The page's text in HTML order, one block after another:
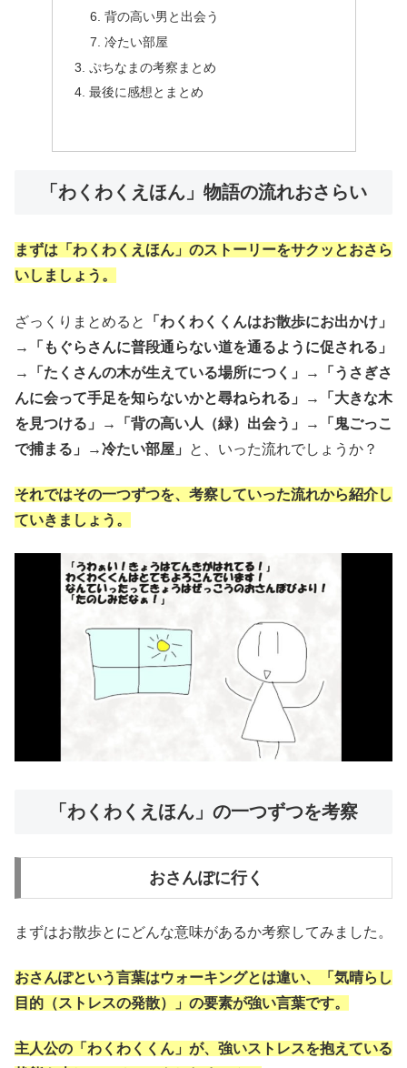
背の高い男と出会う
冷たい部屋
ぷちなまの考察まとめ
最後に感想とまとめ
「わくわくえほん」物語の流れおさらい
まずは「わくわくえほん」のストーリーをサクッとおさら
いしましょう。
ざっくりまとめると
「わくわくくんはお散歩にお出かけ」
→「もぐらさんに普段通らない道を通るように促される」
→「たくさんの木が生えている場所につく」→「うさぎさ
んに会って手足を知らないかと尋ねられる」→「大きな木
を見つける」→「背の高い人（緑）出会う」→「鬼ごっこ
で捕まる」→冷たい部屋」
と、いった流れでしょうか？
それではその一つずつを、考察していった流れから紹介し
ていきましょう。
「わくわくえほん」の一つずつを考察
おさんぽに行く
まずはお散歩とにどんな意味があるか考察してみました。
おさんぽという言葉はウォーキングとは違い、「気晴らし
目的（ストレスの発散）」の要素が強い言葉です。
主人公の「わくわくくん」が、強いストレスを抱えている